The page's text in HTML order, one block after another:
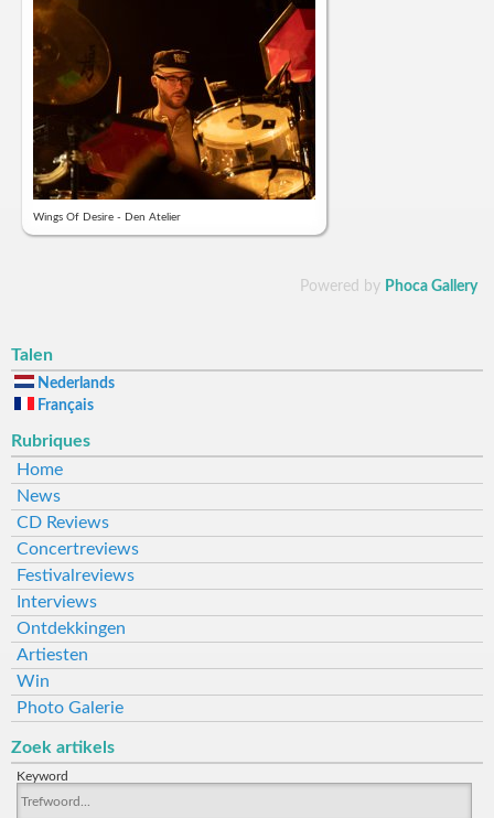
Wings Of Desire - Den Atelier
Powered by Phoca Gallery
Talen
Nederlands
Français
Rubriques
Home
News
CD Reviews
Concertreviews
Festivalreviews
Interviews
Ontdekkingen
Artiesten
Win
Photo Galerie
Zoek artikels
Keyword